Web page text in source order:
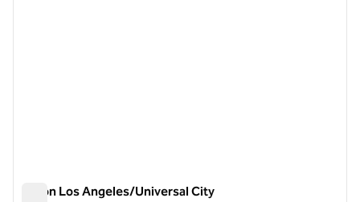
Hilton Los Angeles/Universal City